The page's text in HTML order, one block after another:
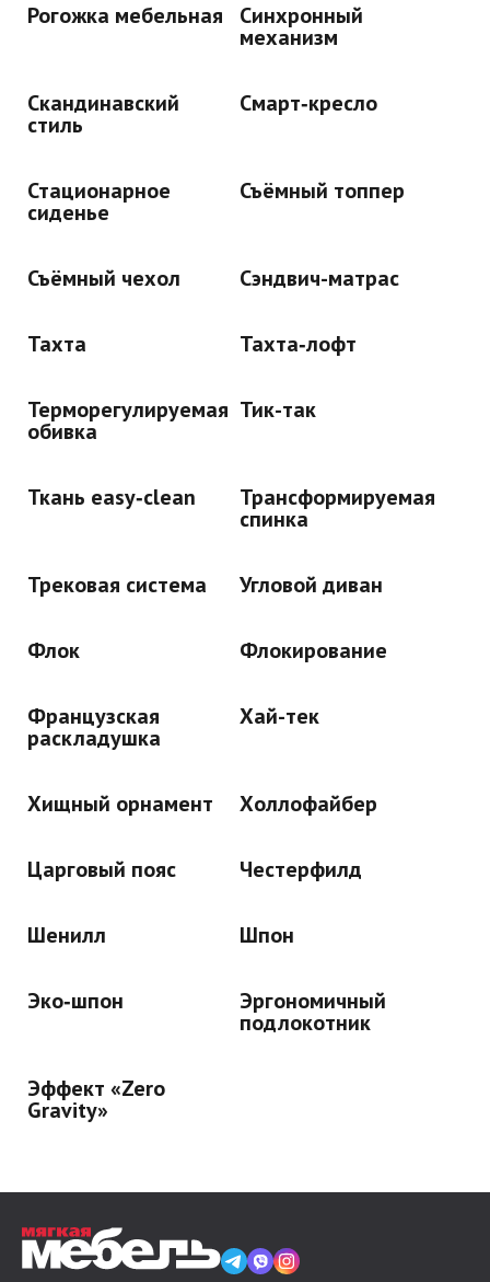
Рогожка мебельная Синхронный
механизм
Скандинавский
стиль
Смарт‑кресло
Стационарное
сиденье
Съёмный топпер
Съёмный чехол Сэндвич-матрас
Тахта Тахта‑лофт
Терморегулируемая
обивка
Тик-так
Ткань easy‑clean Трансформируемая
спинка
Трековая система Угловой диван
Флок Флокирование
Французская
раскладушка
Хай-тек
Хищный орнамент Холлофайбер
Царговый пояс Честерфилд
Шенилл Шпон
Эко‑шпон Эргономичный
подлокотник
Эффект «Zero
Gravity»